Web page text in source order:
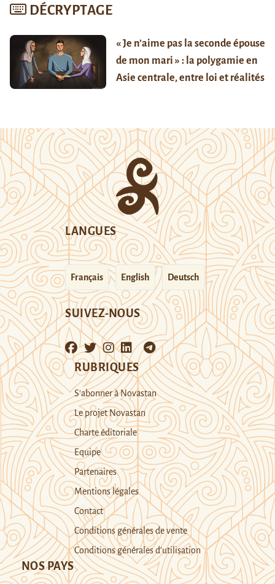
DÉCRYPTAGE
« Je n’aime pas la seconde épouse
de mon mari » : la polygamie en
Asie centrale, entre loi et réalités
LANGUES
Français English Deutsch
SUIVEZ-NOUS
RUBRIQUES
S’abonner à Novastan
Le projet Novastan
Charte éditoriale
Equipe
Partenaires
Mentions légales
Contact
Conditions générales de vente
Conditions générales d’utilisation
NOS PAYS